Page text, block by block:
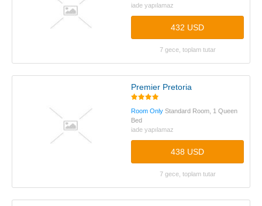
iade yapılamaz
432 USD
7 gece, toplam tutar
Premier Pretoria
Room Only Standard Room, 1 Queen
Bed
iade yapılamaz
438 USD
7 gece, toplam tutar